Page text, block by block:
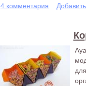
4 комментария